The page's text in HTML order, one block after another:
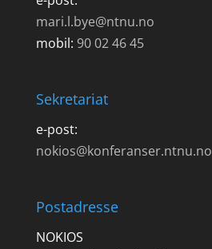
mari.l.bye@ntnu.no
mobil: 90 02 46 45
Sekretariat
e-post:
nokios@konferanser.ntnu.no
Postadresse
NOKIOS